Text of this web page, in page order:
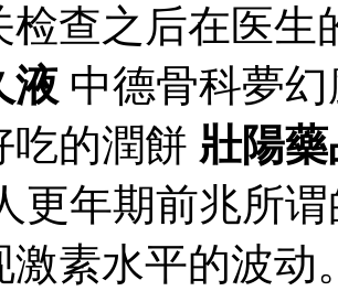
检查之后在医生
液 中德骨科夢
吃的潤餅 壯陽
更年期前兆所
激素水平的波